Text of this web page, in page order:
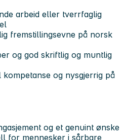
arbeid eller tverrfaglig
fremstillingsevne på norsk
og god skriftlig og muntlig
kompetanse og nysgjerrig på
og et genuint ønske
for mennesker i sårbare